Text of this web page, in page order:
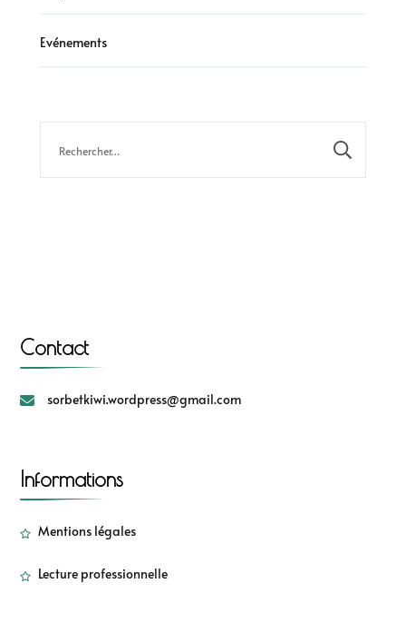
Evénements
Contact
sorbetkiwi.wordpress@gmail.com
Informations
Mentions légales
Lecture professionnelle